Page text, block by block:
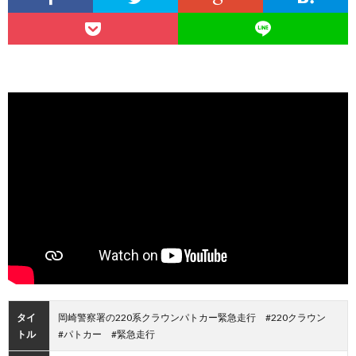
タイ
トル
岡崎警察署の220系クラウンパトカー緊急走行 #220クラウン
#パトカー #緊急走行